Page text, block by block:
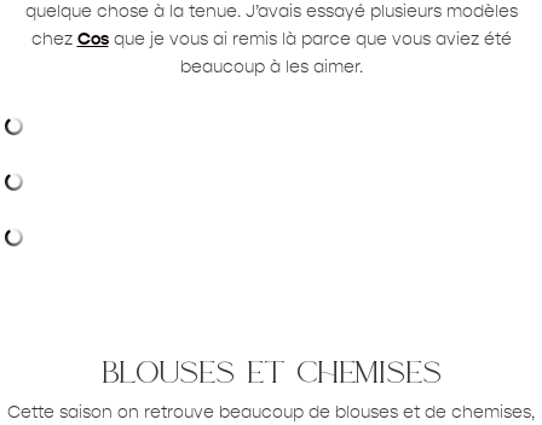
quelque chose à la tenue. J’avais essayé plusieurs modèles
chez Cosque je vous ai remis là parce que vous aviez été
beaucoup à les aimer.
blouses et chemises
Cette saison on retrouve beaucoup de blouses et de chemises,